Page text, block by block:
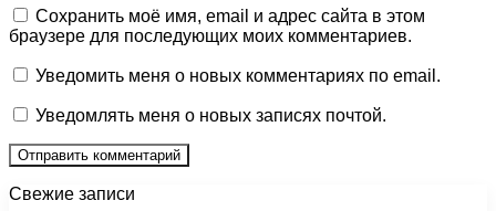
Сохранить моё имя, email и адрес сайта в этом
браузере для последующих моих комментариев.
Уведомить меня о новых комментариях по email.
Уведомлять меня о новых записях почтой.
Свежие записи